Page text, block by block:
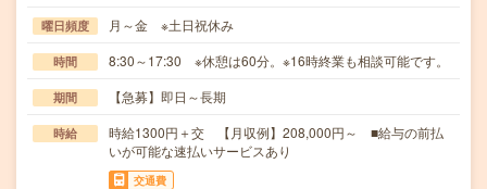
曜日頻度 月～金 ※土日祝休み
時間 8:30～17:30 ※休憩は60分。※16時終業も相談可能です。
期間 【急募】即日～長期
時給
時給1300円＋交 【月収例】208,000円～ ■給与の前払
いが可能な速払いサービスあり
交通費